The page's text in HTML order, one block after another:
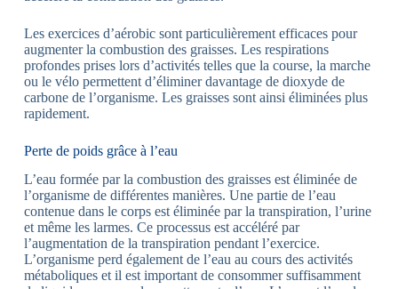
Les exercices d’aérobic sont particulièrement efficaces pour
augmenter la combustion des graisses. Les respirations
profondes prises lors d’activités telles que la course, la marche
ou le vélo permettent d’éliminer davantage de dioxyde de
carbone de l’organisme. Les graisses sont ainsi éliminées plus
rapidement.
Perte de poids grâce à l’eau
L’eau formée par la combustion des graisses est éliminée de
l’organisme de différentes manières. Une partie de l’eau
contenue dans le corps est éliminée par la transpiration, l’urine
et même les larmes. Ce processus est accéléré par
l’augmentation de la transpiration pendant l’exercice.
L’organisme perd également de l’eau au cours des activités
métaboliques et il est important de consommer suffisamment